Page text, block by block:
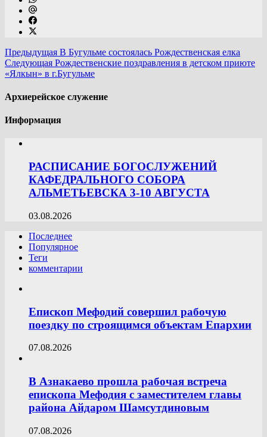
Предыдущая В Бугульме состоялась Рождественская елка
Следующая Рождественские поздравления в детском приюте
«Ялкын» в г.Бугульме
Архиерейское служение
Информация
РАСПИСАНИЕ БОГОСЛУЖЕНИЙ
КАФЕДРАЛЬНОГО СОБОРА
АЛЬМЕТЬЕВСКА 3-10 АВГУСТА
03.08.2026
Последнее
Популярное
Теги
комментарии
Епископ Мефодий совершил рабочую
поездку по строящимся объектам Епархии
07.08.2026
В Азнакаево прошла рабочая встреча
епископа Мефодия с заместителем главы
района Айдаром Шамсутдиновым
07.08.2026